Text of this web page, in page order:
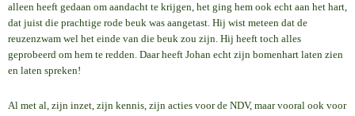
alleen heeft gedaan om aandacht te krijgen, het ging hem ook echt aan het hart,
dat juist die prachtige rode beuk was aangetast. Hij wist meteen dat de
reuzenzwam wel het einde van die beuk zou zijn. Hij heeft toch alles
geprobeerd om hem te redden. Daar heeft Johan echt zijn bomenhart laten zien
en laten spreken!
Al met al, zijn inzet, zijn kennis, zijn acties voor de NDV, maar vooral ook voor